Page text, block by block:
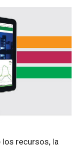
los recursos, la